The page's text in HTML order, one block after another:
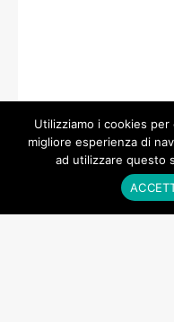
Utilizziamo i cookies
migliore esperienza di
ad utilizzare questo